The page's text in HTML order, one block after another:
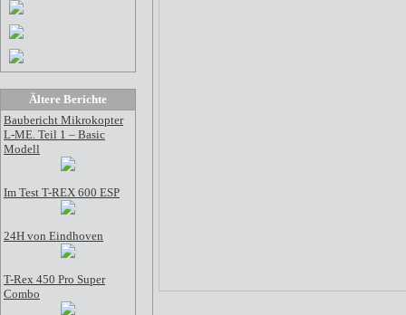
Ältere Berichte
Baubericht Mikrokopter
L-ME. Teil 1 – Basic
Modell
Im Test T-REX 600 ESP
24H von Eindhoven
T-Rex 450 Pro Super
Combo